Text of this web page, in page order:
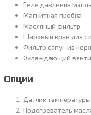
Реле давления масла
Магнитная пробка
Масляный фильтр
Шаровый кран для
Фильтр сапун из
Охлаждающий
Опции
Датчик
Подогреватель